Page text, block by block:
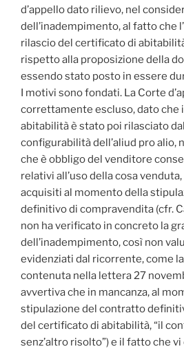
d’appello dato rilievo, nel
dell’inadempimento, al fatto che
rilascio del certificato di
rispetto alla proposizione della
essendo stato posto in essere
I motivi sono fondati. La Corte
correttamente escluso, dato che
abitabilità è stato poi rilasciato
configurabilità dell’aliud pro alio,
che è obbligo del venditore
relativi all’uso della cosa
acquisiti al momento della
definitivo di compravendita (cfr.
non ha verificato in concreto la
dell’inadempimento, così non
evidenziati dal ricorrente, come
contenuta nella lettera 27
avvertiva che in mancanza, al
stipulazione del contratto
del certificato di abitabilità, “il
senz’altro risolto”) e il fatto che